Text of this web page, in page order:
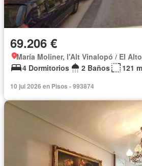
69.206 €
María Moliner, l'Alt Vinalopó / El
4 Dormitorios
2 Baños 121
10 jul 2026 en Pisos - 993874